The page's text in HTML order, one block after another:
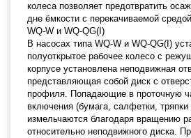
колеса позволяет предотвратить
дне ёмкости с перекачиваемой
WQ-W и WQ-QG(I)
В насосах типа WQ-W и WQ-QG(I)
полуоткрытое рабочее колесо с
корпусе установлена неподвижная
представляющая собой диск с
профиля. Попадающие в проточную
включения (бумага, салфетки, тряпки
измельчаются благодаря вращению
относительно неподвижного диска.